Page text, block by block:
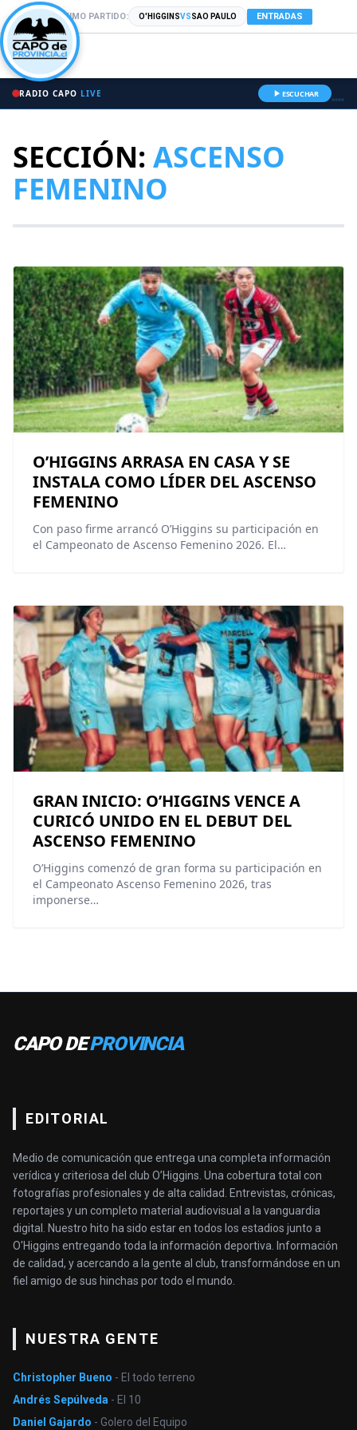
PRÓXIMO PARTIDO: O'HIGGINSVSSAO PAULO ENTRADAS
RADIO CAPO LIVE ESCUCHAR
SECCIÓN: ASCENSO
FEMENINO
O’HIGGINS ARRASA EN CASA Y SE
INSTALA COMO LÍDER DEL ASCENSO
FEMENINO
Con paso firme arrancó O’Higgins su participación en
el Campeonato de Ascenso Femenino 2026. El…
GRAN INICIO: O’HIGGINS VENCE A
CURICÓ UNIDO EN EL DEBUT DEL
ASCENSO FEMENINO
O’Higgins comenzó de gran forma su participación en
el Campeonato Ascenso Femenino 2026, tras
imponerse…
CAPO DEPROVINCIA
EDITORIAL
Medio de comunicación que entrega una completa información
verídica y criteriosa del club O’Higgins. Una cobertura total con
fotografías profesionales y de alta calidad. Entrevistas, crónicas,
reportajes y un completo material audiovisual a la vanguardia
digital. Nuestro hito ha sido estar en todos los estadios junto a
O'Higgins entregando toda la información deportiva. Información
de calidad, y acercando a la gente al club, transformándose en un
fiel amigo de sus hinchas por todo el mundo.
NUESTRA GENTE
Christopher Bueno - El todo terreno
Andrés Sepúlveda - El 10
Daniel Gajardo - Golero del Equipo